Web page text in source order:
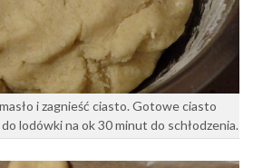
i zagnieść ciasto. Gotowe ciasto
lodówki na ok 30 minut do schłodzenia.